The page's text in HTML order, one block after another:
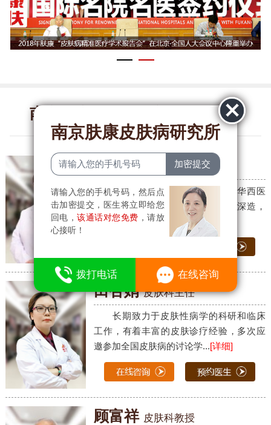
南京肤康皮肤病研究所医生团队
李燕贞 皮肤科主任
毕业于河南大学医学院，后于华西医
科大学、上海华山医院皮肤科进修深造，
从事皮肤科临床、教学工作...[详细]
田杏娟 皮肤科主任
长期致力于皮肤性病学的科研和临床
工作，有着丰富的皮肤诊疗经验，多次应
邀参加全国皮肤病的讨论学...[详细]
顾富祥 皮肤科教授
南京肤康皮肤病研究所
请输入您的手机号码，然后点
击加密提交，医生将立即给您
回电，该通话对您免费 ，请放
心接听！
拨打电话
10
在线咨询